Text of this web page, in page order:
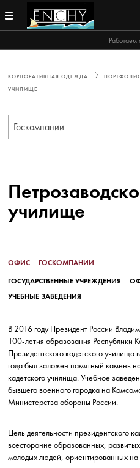
Работаем
КОРПОРАТИВНАЯ ОДЕЖДА
УЧИЛИЩЕ
Госкомпании
училище
ОФИС
ГОСКОМПАНИИ
ГОСУДАРСТВЕННЫЕ УЧРЕЖДЕНИЯ
УЧЕБНЫЕ ЗАВЕДЕНИЯ
В 2016 году Президент России
100-летия образования Республики
Президентского кадетского
года был заложен памятный камень
кадетского училища. Учебное
бывшего военного городка на
Министерства обороны России.
Цель деятельности президентского
всесторонне образованных,
молодых людей, ориентированных на